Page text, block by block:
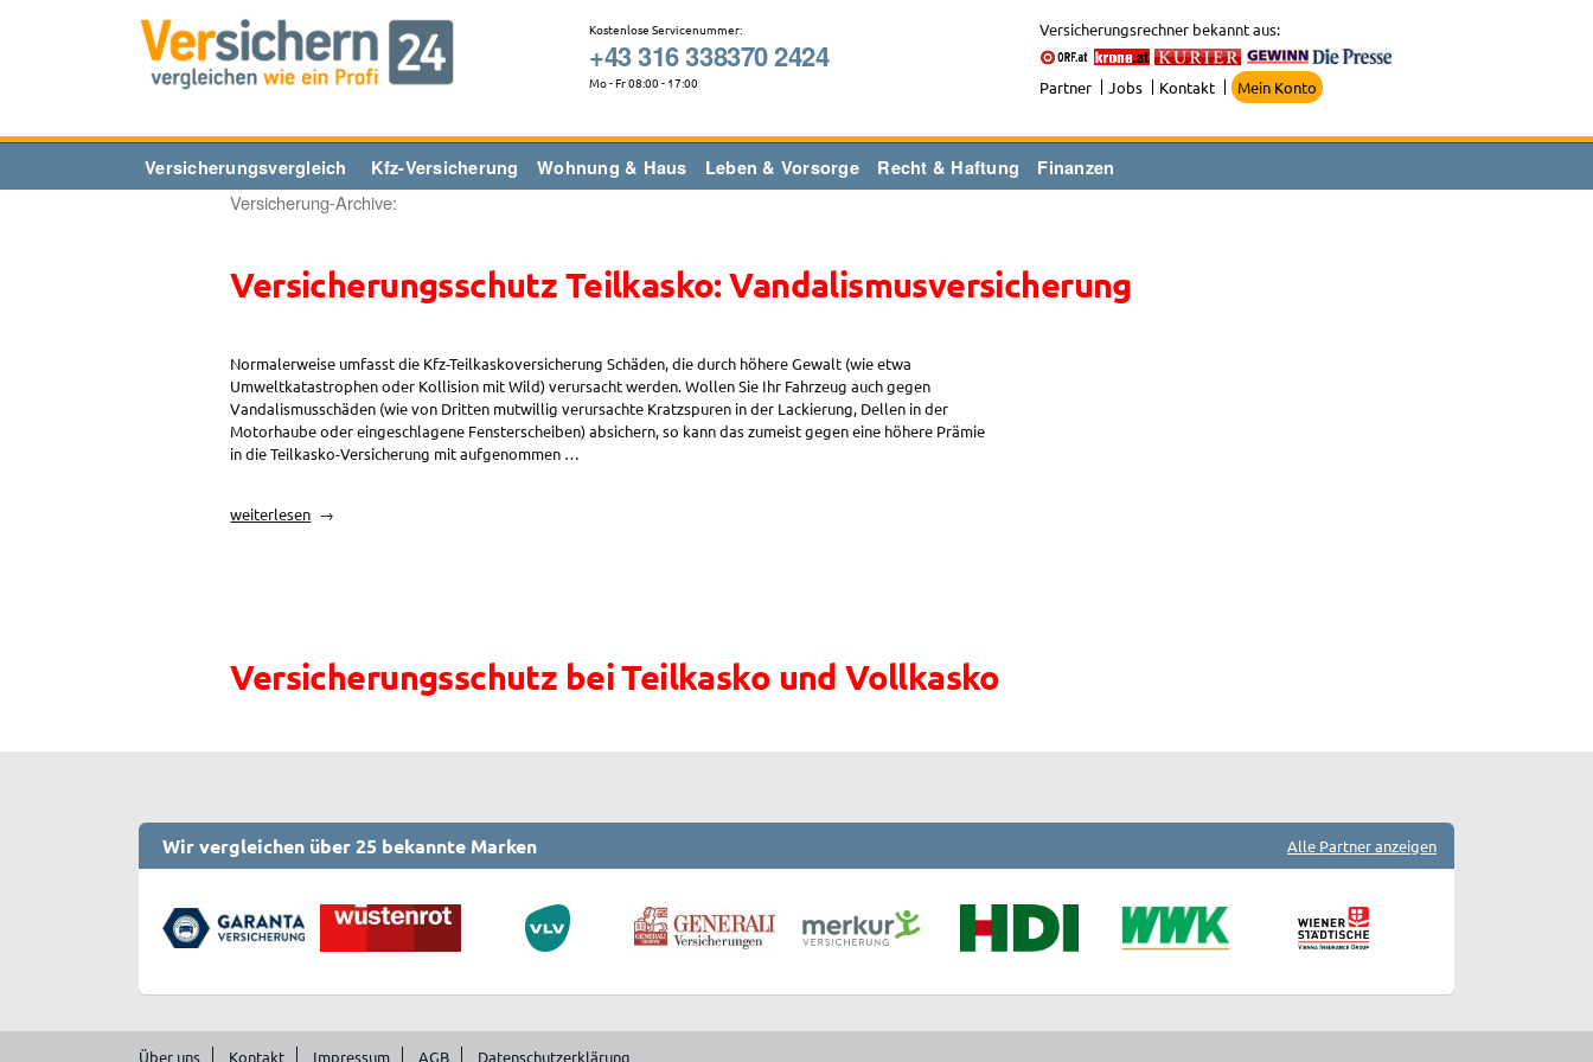
Kostenlose Servicenummer:
+43 316 338370 2424
Mo - Fr 08:00 - 17:00
Versicherungsrechner bekannt aus:
Partner Jobs Kontakt Mein Konto
Versicherungsvergleich Kfz-Versicherung Wohnung & Haus Leben & Vorsorge Recht & Haftung Finanzen
Versicherung-Archive:
Versicherungsschutz Teilkasko: Vandalismusversicherung
Normalerweise umfasst die Kfz-Teilkaskoversicherung Schäden, die durch höhere Gewalt (wie etwa
Umweltkatastrophen oder Kollision mit Wild) verursacht werden. Wollen Sie Ihr Fahrzeug auch gegen
Vandalismusschäden (wie von Dritten mutwillig verursachte Kratzspuren in der Lackierung, Dellen in der
Motorhaube oder eingeschlagene Fensterscheiben) absichern, so kann das zumeist gegen eine höhere Prämie
in die Teilkasko-Versicherung mit aufgenommen …
„Versicherungsschutz
weiterlesen
Versicherungsschutz bei Teilkasko und Vollkasko
Wir vergleichen über 25 bekannte Marken Alle Partner anzeigen
Über uns Kontakt Impressum AGB Datenschutzerklärung